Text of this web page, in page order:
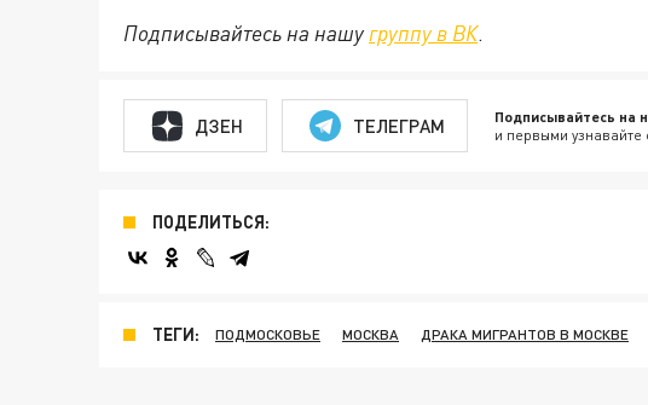
Подписывайтесь на нашу группу в ВК.
ДЗЕН ТЕЛЕГРАМ Подписывайтесь на
и первыми узнавайте
ПОДЕЛИТЬСЯ:
ТЕГИ: ПОДМОСКОВЬЕ МОСКВА ДРАКА МИГРАНТОВ В МОСКВЕ